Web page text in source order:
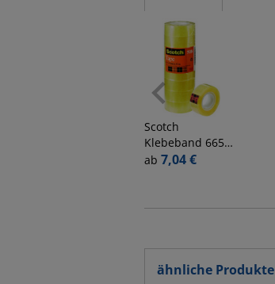
Scotch
Klebeband 665
5081933, 19mm x
ab 7,04 €
ähnliche Produkte